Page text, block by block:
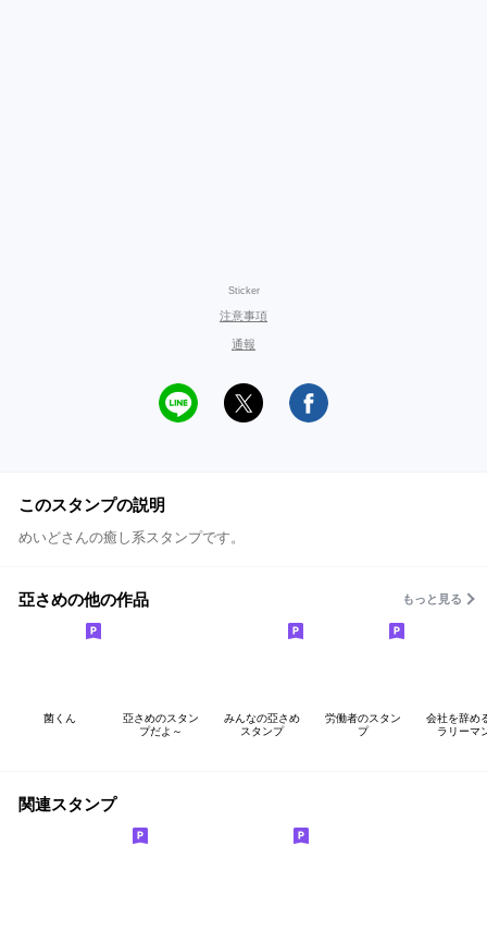
Sticker
注意事項
通報
このスタンプの説明
めいどさんの癒し系スタンプです。
亞さめの他の作品 もっと見る
菌くん
亞さめのスタン
プだよ～
みんなの亞さめ
スタンプ
労働者のスタン
プ
会社を辞め
ラリーマ
関連スタンプ